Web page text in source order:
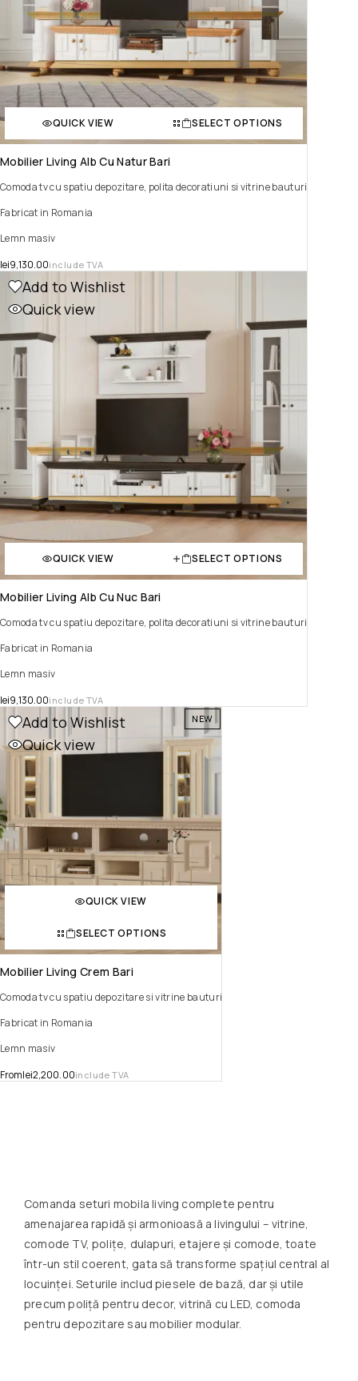
QUICK VIEW SELECT OPTIONS
Mobilier Living Alb Cu Natur Bari
Comoda tv cu spatiu depozitare, polita decoratiuni si vitrine bauturi
Fabricat in Romania
Lemn masiv
lei9,130.00include TVA
Add to Wishlist
Quick view
QUICK VIEW SELECT OPTIONS
Mobilier Living Alb Cu Nuc Bari
Comoda tv cu spatiu depozitare, polita decoratiuni si vitrine bauturi
Fabricat in Romania
Lemn masiv
lei9,130.00include TVA
NEW
Add to Wishlist
Quick view
QUICK VIEW
SELECT OPTIONS
Mobilier Living Crem Bari
Comoda tv cu spatiu depozitare si vitrine bauturi
Fabricat in Romania
Lemn masiv
Fromlei2,200.00include TVA
Comanda seturi mobila living complete pentru
amenajarea rapidă și armonioasă a livingului – vitrine,
comode TV, polițe, dulapuri, etajere și comode, toate
într-un stil coerent, gata să transforme spațiul central al
locuinței. Seturile includ piesele de bază, dar și utile
precum poliță pentru decor, vitrină cu LED, comoda
pentru depozitare sau mobilier modular.